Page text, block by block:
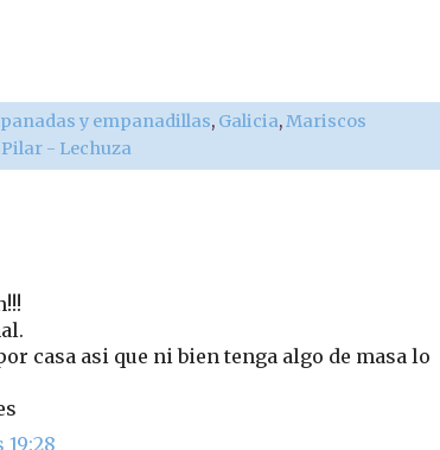
y empanadillas, Galicia,Mariscos
Pilar - Lechuza
casa asi que ni bien tenga algo de masa lo